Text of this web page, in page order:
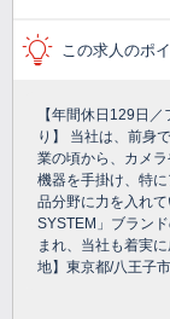
この求人のポ
【年間休日129日
り】 当社は、前身
業の頃から、カメ
機器を手掛け、特
品分野に力を入れ
SYSTEM」ブラン
まれ、当社も着実
地】東京都/八王子